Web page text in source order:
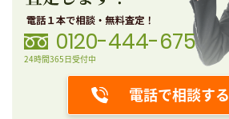
0120-444-675
24時間365日受付中
電話で相談する